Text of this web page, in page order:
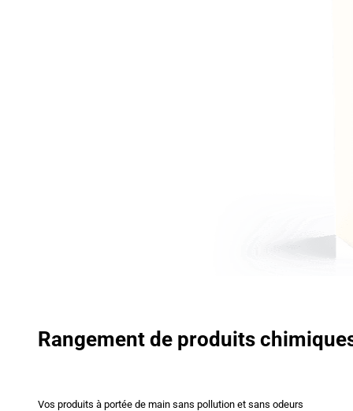
Rangement de produits
Vos produits à portée de main sans pollution et sans odeurs